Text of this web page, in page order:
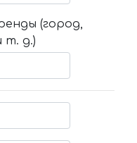
(город,
т. д.)